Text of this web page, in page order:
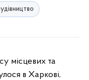
в Харкові,